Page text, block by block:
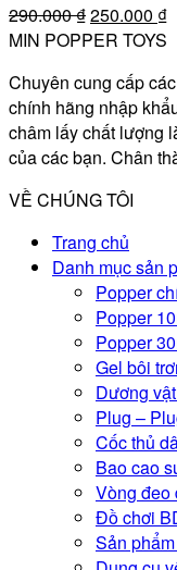
290.000₫Giá
gốc
290.000 ₫.
250.000 ₫
MIN POPPER TOYS
Chuyên cung cấp
chính hãng nhập
châm lấy chất lượng
của các bạn. Chân
VỀ CHÚNG TÔI
Trang chủ
Danh mục sản
Popper
Popper
Popper
Gel bôi
Dương
Plug –
Cốc thủ
Bao cao
Vòng đeo
Đồ chơi
Sản